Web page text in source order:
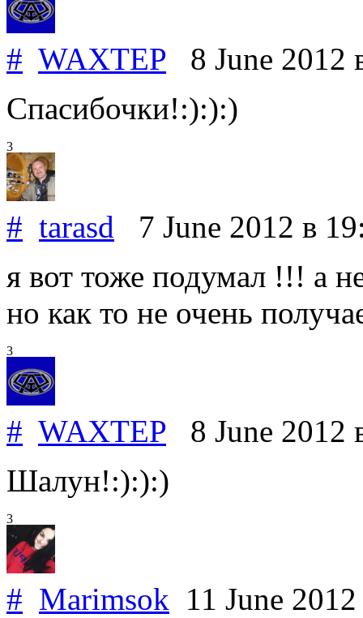
# WAXTEP 8 June 2012
Спасибочки!:):):)
3
# tarasd 7 June 2012 в
я вот тоже подумал !!! а
но как то не очень
3
# WAXTEP 8 June 2012
Шалун!:):):)
3
# Marimsok 11 June